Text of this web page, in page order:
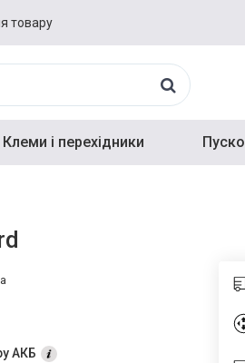
товару
Клеми і перехідники
АКБ